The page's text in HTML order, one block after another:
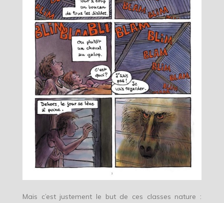
Mais c’est justement le but de ces classes nature :